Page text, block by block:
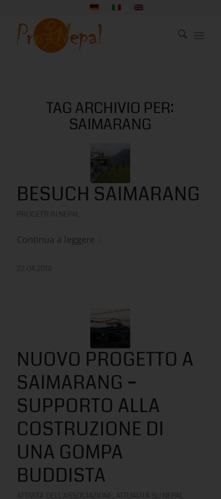
TAG ARCHIVIO PER:
SAIMARANG
BESUCH SAIMARANG
Continua a leggere
NUOVO PROGETTO A
SAIMARANG –
SUPPORTO ALLA
COSTRUZIONE DI
UNA GOMPA
BUDDISTA